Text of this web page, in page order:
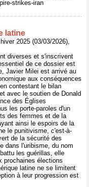
strikes-iran
latine
2025 (03/03/2026),
diverses et s'inscrivent
de ce dossier est
Javier Milei est arrivé au
aux conséquences
contestant le bilan
avec le soutien de Donald
des Églises
les porte-paroles d'un
des femmes et de la
ainsi le espoirs de la
le punitivisme, c'est-à-
de la sécurité des
dans l'uribisme, du nom
les guérillas, elle
prochaines élections
latine ne se limitent
à leur progression est